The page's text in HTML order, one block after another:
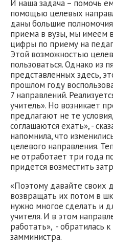
И наша задача – помочь
помощью целевых
даны большие
приема в вузы, мы имеем
цифры по приему на
Этой возможностью
пользоваться. Однако из
представленных здесь,
прошлом году
7 направлений.
учитель». Но возникает
предлагают не те
соглашаются ехать», -
напомнила, что
целевого направления.
не отработает три года
придется возместить
«Поэтому давайте своих
возвращать их потом в
нужно многое сделать и
учителя. И в этом
работать», - обратилась
замминистра.